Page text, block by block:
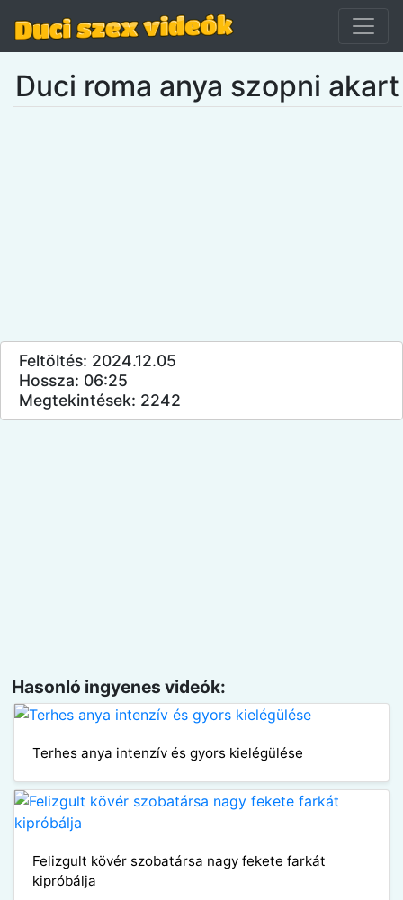
Duci roma anya szopni akart
Feltöltés: 2024.12.05
Hossza: 06:25
Megtekintések: 2242
Hasonló ingyenes videók:
Terhes anya intenzív és gyors kielégülése
Felizgult kövér szobatársa nagy fekete farkát
kipróbálja